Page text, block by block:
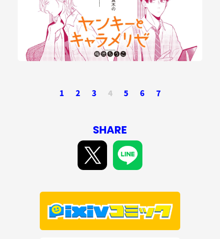
1 2 3 4 5 6 7
SHARE